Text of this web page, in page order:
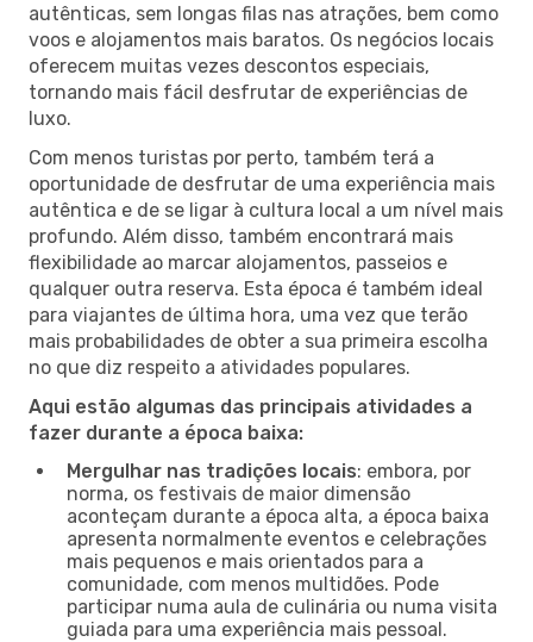
autênticas, sem longas filas nas atrações, bem como
voos e alojamentos mais baratos. Os negócios locais
oferecem muitas vezes descontos especiais,
tornando mais fácil desfrutar de experiências de
luxo.
Com menos turistas por perto, também terá a
oportunidade de desfrutar de uma experiência mais
autêntica e de se ligar à cultura local a um nível mais
profundo. Além disso, também encontrará mais
flexibilidade ao marcar alojamentos, passeios e
qualquer outra reserva. Esta época é também ideal
para viajantes de última hora, uma vez que terão
mais probabilidades de obter a sua primeira escolha
no que diz respeito a atividades populares.
Aqui estão algumas das principais atividades a
fazer durante a época baixa:
Mergulhar nas tradições locais: embora, por
norma, os festivais de maior dimensão
aconteçam durante a época alta, a época baixa
apresenta normalmente eventos e celebrações
mais pequenos e mais orientados para a
comunidade, com menos multidões. Pode
participar numa aula de culinária ou numa visita
guiada para uma experiência mais pessoal.